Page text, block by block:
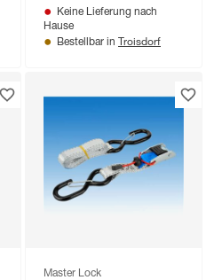
Keine Lieferung nach
Hause
Bestellbar in Troisdorf
Master Lock